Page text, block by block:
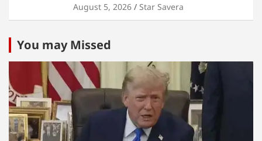
August 5, 2026 Star Savera
You may Missed